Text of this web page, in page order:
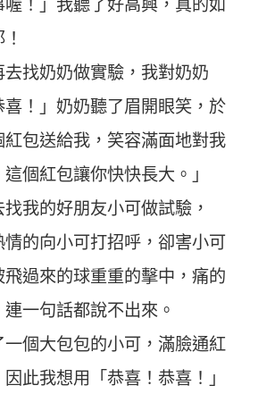
喔！」我聽了好高興，真的如
找奶奶做實驗，我對奶奶
！」奶奶聽了眉開眼笑，於
紅包送給我，笑容滿面地對我
個紅包讓你快快長大。」
我的好朋友小可做試驗，
情的向小可打招呼，卻害小可
過來的球重重的擊中，痛的
一句話都說不出來。
個大包包的小可，滿臉通紅
此我想用「恭喜！恭喜！」